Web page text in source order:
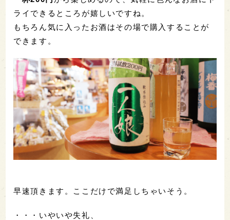
ライできるところが嬉しいですね。
もちろん気に入ったお酒はその場で購入することが
できます。
早速頂きます。ここだけで満足しちゃいそう。
・・・いやいや失礼、